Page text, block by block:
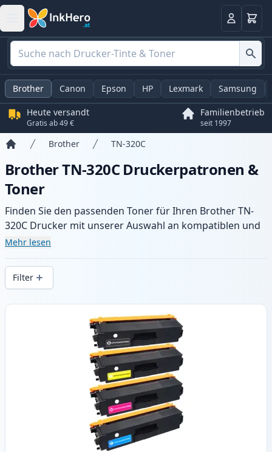
Anmelden
Brother Canon Epson HP Lexmark Samsung
Heute versandt
Gratis ab 49 €
Familienbetrieb
seit 1997
Brother TN-320C
Brother TN-320C Druckerpatronen &
Toner
Finden Sie den passenden Toner für Ihren Brother TN-
320C Drucker mit unserer Auswahl an kompatiblen und
XL-Patronen. Profitieren Sie von gleichbleibender
in .
Mehr lesen
Filter
Produkte